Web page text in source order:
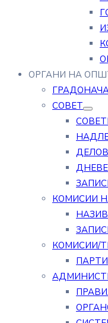
ОРГАНИ НА
СОВЕТ
КОМИСИИ
КОМИСИИ/